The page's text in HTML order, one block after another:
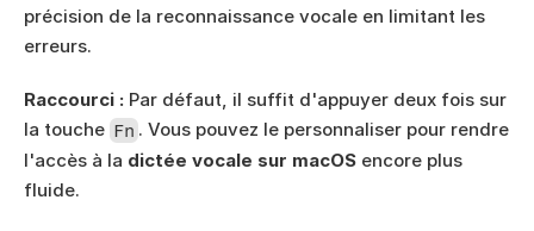
précision de la reconnaissance vocale en limitant les
erreurs.
Raccourci : Par défaut, il suffit d'appuyer deux fois sur
la touche Fn . Vous pouvez le personnaliser pour rendre
l'accès à la dictée vocale sur macOS encore plus
fluide.